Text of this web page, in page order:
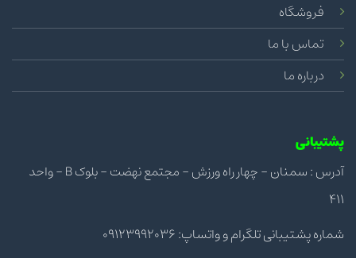
فروشگاه
تماس با ما
درباره ما
پشتیبانی
آدرس : سمنان - چهار راه ورزش - مجتمع نهضت - بلوک B - واحد
411
شماره پشتیبانی تلگرام و واتساپ: 09123992036